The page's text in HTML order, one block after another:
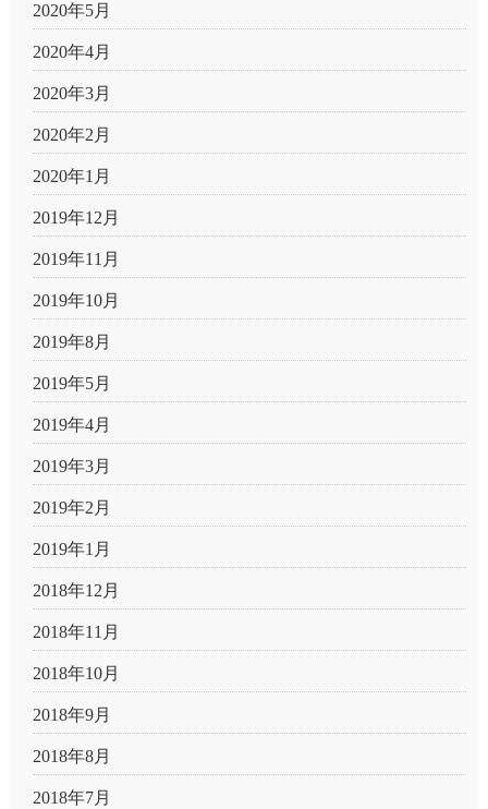
2020年5月
2020年4月
2020年3月
2020年2月
2020年1月
2019年12月
2019年11月
2019年10月
2019年8月
2019年5月
2019年4月
2019年3月
2019年2月
2019年1月
2018年12月
2018年11月
2018年10月
2018年9月
2018年8月
2018年7月